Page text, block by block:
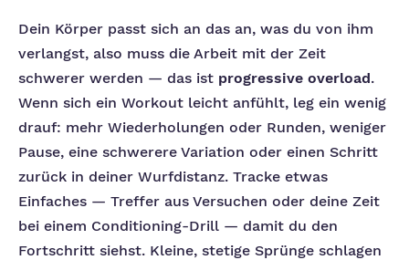
Dein Körper passt sich an das an, was du von ihm
verlangst, also muss die Arbeit mit der Zeit
schwerer werden — das ist progressive overload.
Wenn sich ein Workout leicht anfühlt, leg ein wenig
drauf: mehr Wiederholungen oder Runden, weniger
Pause, eine schwerere Variation oder einen Schritt
zurück in deiner Wurfdistanz. Tracke etwas
Einfaches — Treffer aus Versuchen oder deine Zeit
bei einem Conditioning-Drill — damit du den
Fortschritt siehst. Kleine, stetige Sprünge schlagen